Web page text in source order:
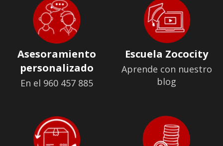
Asesoramiento
personalizado
En el 960 457 885
Escuela Zococity
Aprende con nuestro
blog